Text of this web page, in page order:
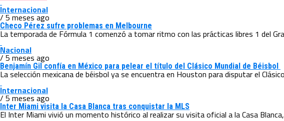
Internacional
/ 5 meses ago
Checo Pérez sufre problemas en Melbourne
La temporada de Fórmula 1 comenzó a tomar ritmo con las prácticas libres 1 del
Nacional
/ 5 meses ago
Benjamín Gil confía en México para pelear el título del Clásico Mundial de Béisbol
La selección mexicana de béisbol ya se encuentra en Houston para disputar el
Internacional
/ 5 meses ago
Inter Miami visita la Casa Blanca tras conquistar la MLS
El Inter Miami vivió un momento histórico al realizar su visita oficial a la Casa